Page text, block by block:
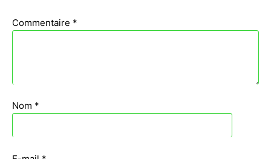
Commentaire *
Nom *